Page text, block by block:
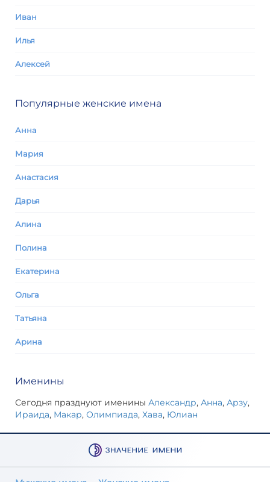
Иван
Илья
Алексей
Популярные женские имена
Анна
Мария
Анастасия
Дарья
Алина
Полина
Екатерина
Ольга
Татьяна
Арина
Именины
Сегодня празднуют именины Александр, Анна, Арзу,
Ираида, Макар, Олимпиада, Хава, Юлиан